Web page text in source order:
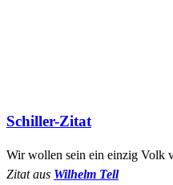
Schiller-Zitat
Wir wollen sein ein einzig Volk
Zitat aus Wilhelm Tell